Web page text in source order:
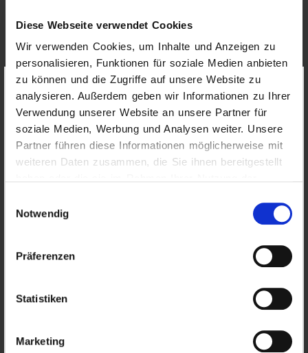
Wichtige Hinweiseder Höher Insurance
Services GmbH zur Website
„www.hoeher.info“ und Social Media
Inhalte der Website: Die Inhalte dieser Website
werden mit größtmöglicher Sorgfalt erstellt. Der
bereitgestellten Inhalte. Die Nutzung der
Nutzers.
Meinung des jeweiligen Autors und nicht immer
Diese Webseite verwendet Cookies
Wir verwenden Cookies, um Inhalte und Anzeigen zu
personalisieren, Funktionen für soziale Medien anbieten
zu können und die Zugriffe auf unsere Website zu
analysieren. Außerdem geben wir Informationen zu Ihrer
Verwendung unserer Website an unsere Partner für
soziale Medien, Werbung und Analysen weiter. Unsere
Partner führen diese Informationen möglicherweise mit
weiteren Daten zusammen, die Sie ihnen bereitgestellt
Notwendig
Präferenzen
Statistiken
Marketing
Immobilientreuhänder